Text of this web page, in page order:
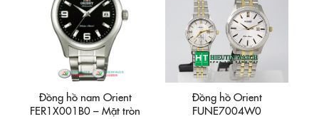
Đồng hồ nam Orient
FER1X001B0 – Mặt tròn
Đồng hồ Orient
FUNE7004W0